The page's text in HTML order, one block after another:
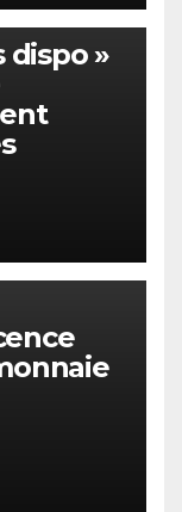
dispo »